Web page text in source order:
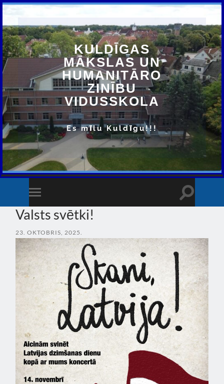
KULDĪGAS
MĀKSLAS UN
HUMANITĀRO
ZINĪBU
VIDUSSKOLA
Es mīlu Kuldīgu!!!
Toggle
mobile
menu
Toggle
Valsts svētki!
23. OKTOBRIS, 2025.